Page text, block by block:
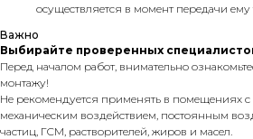
осуществляется в момент передачи ему
Важно
Выбирайте проверенных
Перед началом работ, внимательно
монтажу!
Не рекомендуется применять в помещениях
механическим воздействием, постоянным
частиц, ГСМ, растворителей, жиров и масел.